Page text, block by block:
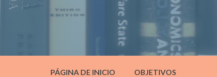
PÁGINA DE INICIO OBJETIVOS